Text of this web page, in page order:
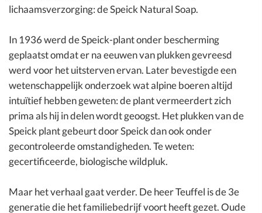
lichaamsverzorging: de Speick Natural Soap.
In 1936 werd de Speick-plant onder bescherming
geplaatst omdat er na eeuwen van plukken gevreesd
werd voor het uitsterven ervan. Later bevestigde een
wetenschappelijk onderzoek wat alpine boeren altijd
intuïtief hebben geweten: de plant vermeerdert zich
prima als hij in delen wordt geoogst. Het plukken van de
Speick plant gebeurt door Speick dan ook onder
gecontroleerde omstandigheden. Te weten:
gecertificeerde, biologische wildpluk.
Maar het verhaal gaat verder. De heer Teuffel is de 3e
generatie die het familiebedrijf voort heeft gezet. Oude